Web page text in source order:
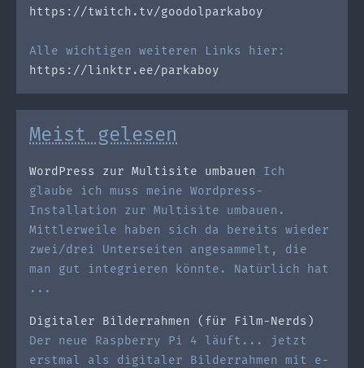
https://twitch.tv/goodolparkaboy
Alle wichtigen weiteren Links hier:
https://linktr.ee/parkaboy
Meist gelesen
WordPress zur Multisite umbauen
Ich
glaube ich muss meine Wordpress-
Installation zur Multisite umbauen.
Mittlerweile haben sich da bereits wieder
zwei/drei Unterseiten angesammelt, die
man gut integrieren könnte. Natürlich hat
...
Digitaler Bilderrahmen (für Film-Nerds)
Der neue Raspberry Pi 4 läuft... jetzt
erstmal als digitaler Bilderrahmen mit e-